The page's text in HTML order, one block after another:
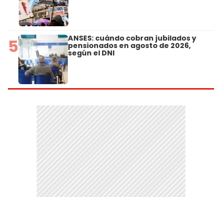
5 ANSES: cuándo cobran jubilados y
pensionados en agosto de 2026,
según el DNI